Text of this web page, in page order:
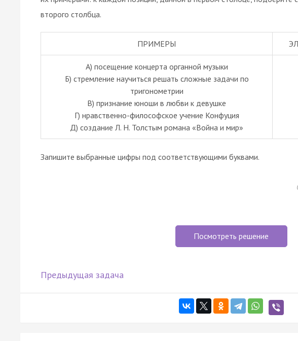
второго столбца.
ПРИМЕРЫ
A) посещение концерта органной музыки
Б) стремление научиться решать сложные задачи по
тригонометрии
B) признание юноши в любви к девушке
Г) нравственно-философское учение Конфуция
Д) создание Л. Н. Толстым романа «Война и мир»
Запишите выбранные цифры под соответствующими буквами.
Посмотреть решение
Предыдущая задача